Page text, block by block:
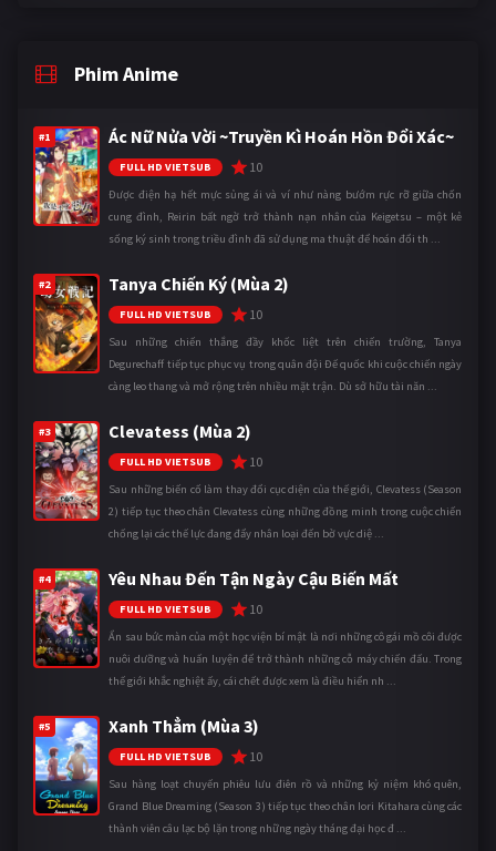
Phim Anime
#1 Ác Nữ Nửa Vời ~Truyền Kì Hoán Hồn Đổi Xác~
FULL HD VIETSUB 10
Được điện hạ hết mực sủng ái và ví như nàng bướm rực rỡ giữa chốn
cung đình, Reirin bất ngờ trở thành nạn nhân của Keigetsu – một kẻ
sống ký sinh trong triều đình đã sử dụng ma thuật để hoán đổi th ...
#2 Tanya Chiến Ký (Mùa 2)
FULL HD VIETSUB 10
Sau những chiến thắng đầy khốc liệt trên chiến trường, Tanya
Degurechaff tiếp tục phục vụ trong quân đội Đế quốc khi cuộc chiến ngày
càng leo thang và mở rộng trên nhiều mặt trận. Dù sở hữu tài năn ...
#3 Clevatess (Mùa 2)
FULL HD VIETSUB 10
Sau những biến cố làm thay đổi cục diện của thế giới, Clevatess (Season
2) tiếp tục theo chân Clevatess cùng những đồng minh trong cuộc chiến
chống lại các thế lực đang đẩy nhân loại đến bờ vực diệ ...
#4 Yêu Nhau Đến Tận Ngày Cậu Biến Mất
FULL HD VIETSUB 10
Ẩn sau bức màn của một học viện bí mật là nơi những cô gái mồ côi được
nuôi dưỡng và huấn luyện để trở thành những cỗ máy chiến đấu. Trong
thế giới khắc nghiệt ấy, cái chết được xem là điều hiển nh ...
#5 Xanh Thẳm (Mùa 3)
FULL HD VIETSUB 10
Sau hàng loạt chuyến phiêu lưu điên rồ và những kỷ niệm khó quên,
Grand Blue Dreaming (Season 3) tiếp tục theo chân Iori Kitahara cùng các
thành viên câu lạc bộ lặn trong những ngày tháng đại học đ ...